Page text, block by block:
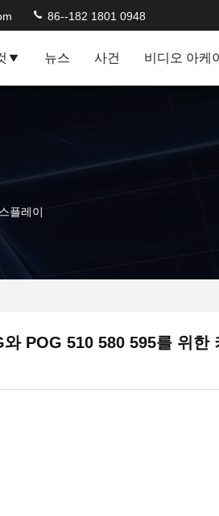
86--182 1801 0948
뉴스 사건 비디오 아케
플레이
POG 510 580 595를 위한